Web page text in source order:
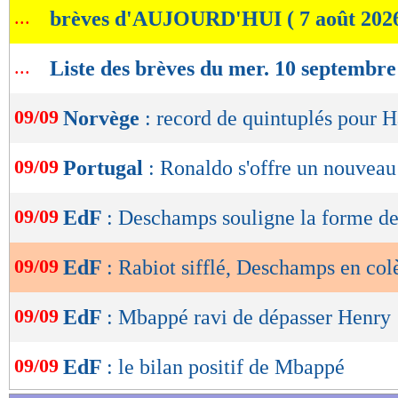
de
lecture
OK
... brèves d'AUJOURD'HUI ( 7 août
... Liste des brèves du mer. 10
09/09 Norvège : record de quintuplés pour
09/09 Portugal : Ronaldo s'offre un
09/09 EdF : Deschamps souligne la forme
09/09 EdF : Rabiot sifflé, Deschamps en
09/09 EdF : Mbappé ravi de dépasser Henry
09/09 EdF : le bilan positif de Mbappé